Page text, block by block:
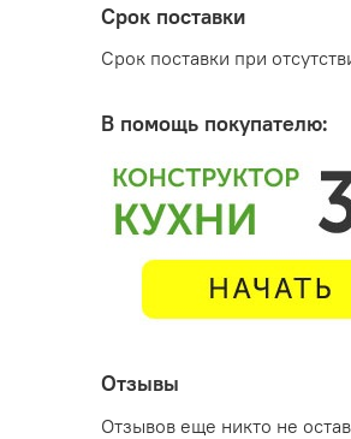
Срок поставки
Срок поставки при
В помощь покупателю:
Отзывы
Отзывов еще никто не